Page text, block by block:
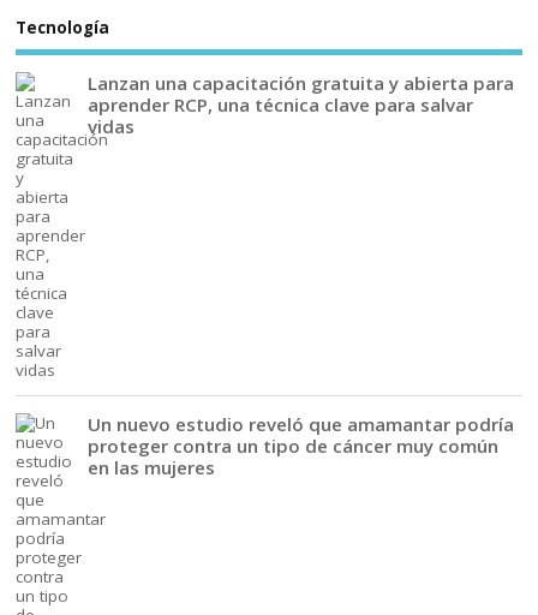
Tecnología
Lanzan una capacitación gratuita y abierta para
aprender RCP, una técnica clave para salvar
vidas
Un nuevo estudio reveló que amamantar podría
proteger contra un tipo de cáncer muy común
en las mujeres